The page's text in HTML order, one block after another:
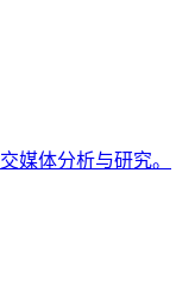
媒体分析与研究。